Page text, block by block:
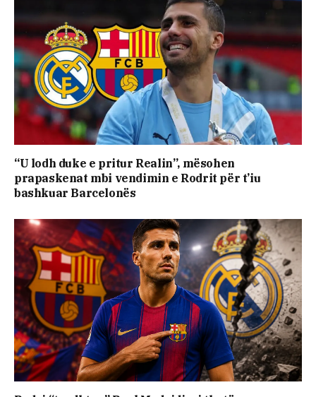
“U lodh duke e pritur Realin”, mësohen
prapaskenat mbi vendimin e Rodrit për t’iu
bashkuar Barcelonës